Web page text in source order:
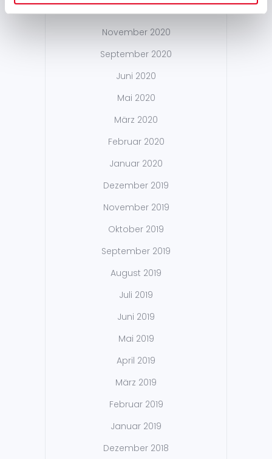
Dezember 2020
November 2020
September 2020
Juni 2020
Mai 2020
März 2020
Februar 2020
Januar 2020
Dezember 2019
November 2019
Oktober 2019
September 2019
August 2019
Juli 2019
Juni 2019
Mai 2019
April 2019
März 2019
Februar 2019
Januar 2019
Dezember 2018